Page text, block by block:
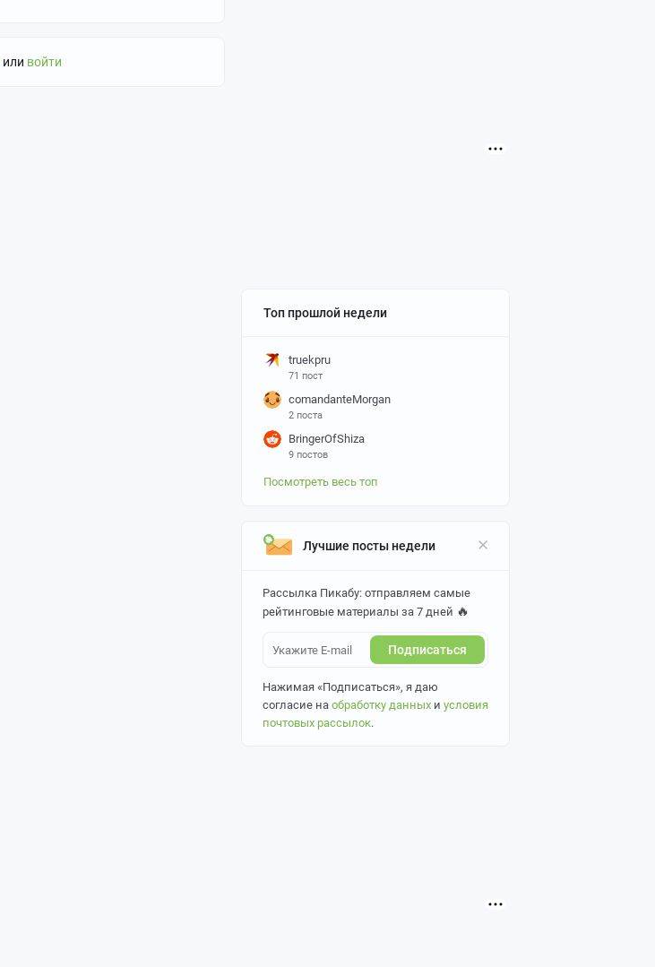
Топ прошлой недели
truekpru
71 пост
comandanteMorgan
2 поста
BringerOfShiza
9 постов
Посмотреть весь топ
Лучшие посты недели
Рассылка Пикабу: отправляем самые
рейтинговые материалы за 7 дней 🔥
Подписаться
Нажимая «Подписаться», я даю
согласие на обработку данных и условия
почтовых рассылок.
или войти